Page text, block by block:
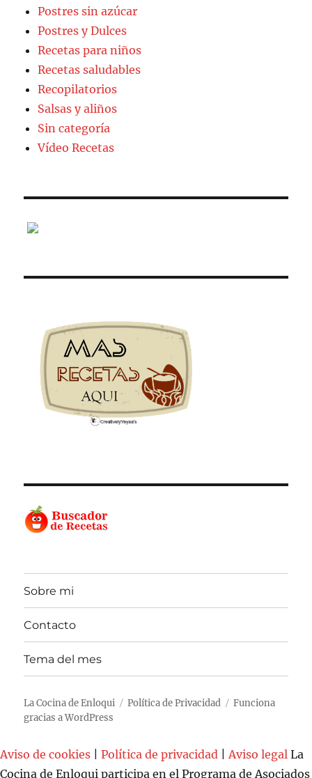
Postres sin azúcar
Postres y Dulces
Recetas para niños
Recetas saludables
Recopilatorios
Salsas y aliños
Sin categoría
Vídeo Recetas
Sobre mi
Contacto
Tema del mes
La Cocina de Enloqui Política de Privacidad
Funciona
gracias a WordPress
Aviso de cookies Política de privacidad |Aviso legal La
Cocina de Enloqui participa en el Programa de Asociados